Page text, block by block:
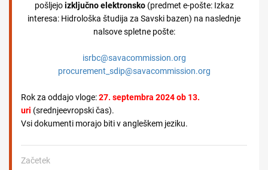
pošljejoizključno elektronsko(predmet e-pošte: Izkaz
interesa: Hidrološka študija za Savski bazen) na naslednje
nalsove spletne pošte:
isrbc@savacommission.org
procurement_sdip@savacommission.org
Rok za oddajo vloge:27. septembra 2024 ob 13.
uri (srednjeevropski čas).
Vsi dokumenti morajo biti v angleškem jeziku.
Začetek